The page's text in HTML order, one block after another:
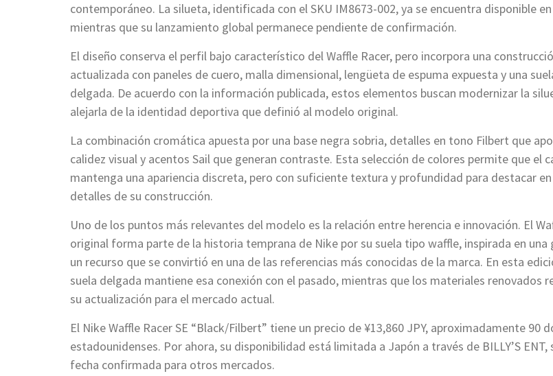
contemporáneo. La silueta, identificada con el SKU IM8673-002, ya se encuentra disponible
mientras que su lanzamiento global permanece pendiente de confirmación.
El diseño conserva el perfil bajo característico del Waffle Racer, pero incorpora una
actualizada con paneles de cuero, malla dimensional, lengüeta de espuma expuesta y una
delgada. De acuerdo con la información publicada, estos elementos buscan modernizar la
alejarla de la identidad deportiva que definió al modelo original.
La combinación cromática apuesta por una base negra sobria, detalles en tono Filbert que
calidez visual y acentos Sail que generan contraste. Esta selección de colores permite que el
mantenga una apariencia discreta, pero con suficiente textura y profundidad para destacar
detalles de su construcción.
Uno de los puntos más relevantes del modelo es la relación entre herencia e innovación. El
original forma parte de la historia temprana de Nike por su suela tipo waffle, inspirada en una
un recurso que se convirtió en una de las referencias más conocidas de la marca. En esta
suela delgada mantiene esa conexión con el pasado, mientras que los materiales renovados
su actualización para el mercado actual.
El Nike Waffle Racer SE “Black/Filbert” tiene un precio de ¥13,860 JPY, aproximadamente 90
estadounidenses. Por ahora, su disponibilidad está limitada a Japón a través de BILLY’S ENT,
fecha confirmada para otros mercados.